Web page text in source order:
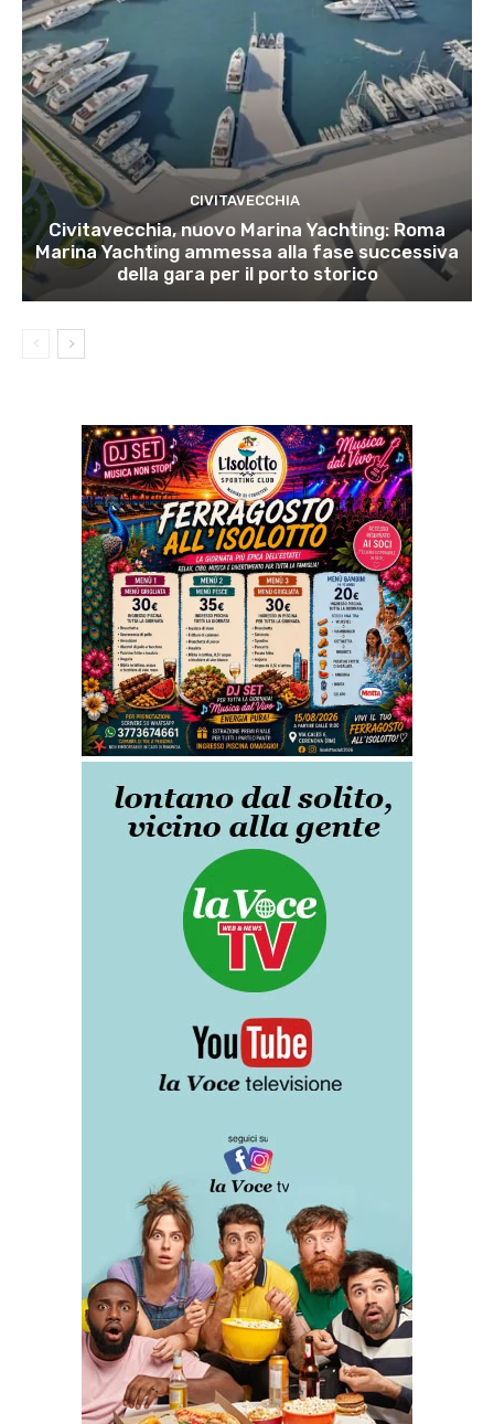
CIVITAVECCHIA
Civitavecchia, nuovo Marina Yachting: Roma
Marina Yachting ammessa alla fase successiva
della gara per il porto storico